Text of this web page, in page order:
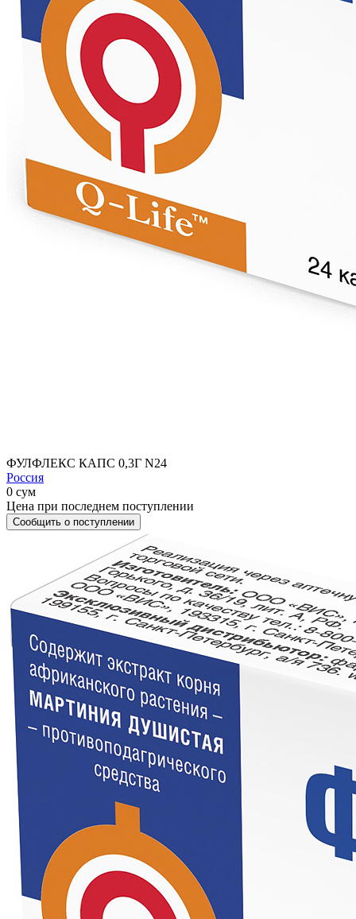
ФУЛФЛЕКС КАПС 0,3Г N24
Россия
0 сум
Цена при последнем поступлении
Сообщить о поступлении